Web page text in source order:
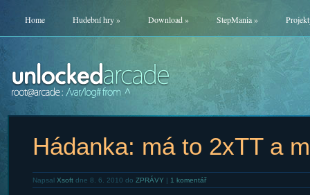
Home Hudební hry» Download» StepMania»
Hádanka: má to 2xTT a
Napsal Xsoftdne 8. 6. 2010 do ZPRÁVY | 1 komentář